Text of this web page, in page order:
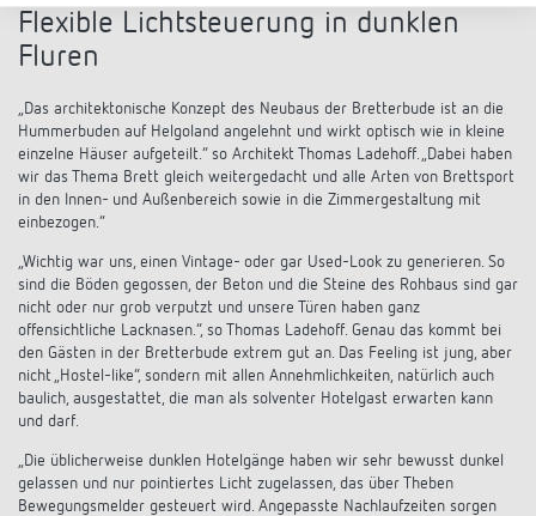
Flexible Lichtsteuerung in dunklen
Fluren
„Das architektonische Konzept des Neubaus der Bretterbude ist an die
Hummerbuden auf Helgoland angelehnt und wirkt optisch wie in kleine
einzelne Häuser aufgeteilt.“ so Architekt Thomas Ladehoff. „Dabei haben
wir das Thema Brett gleich weitergedacht und alle Arten von Brettsport
in den Innen- und Außenbereich sowie in die Zimmergestaltung mit
einbezogen.“
„Wichtig war uns, einen Vintage- oder gar Used-Look zu generieren. So
sind die Böden gegossen, der Beton und die Steine des Rohbaus sind gar
nicht oder nur grob verputzt und unsere Türen haben ganz
offensichtliche Lacknasen.“, so Thomas Ladehoff. Genau das kommt bei
den Gästen in der Bretterbude extrem gut an. Das Feeling ist jung, aber
nicht „Hostel-like“, sondern mit allen Annehmlichkeiten, natürlich auch
baulich, ausgestattet, die man als solventer Hotelgast erwarten kann
und darf.
„Die üblicherweise dunklen Hotelgänge haben wir sehr bewusst dunkel
gelassen und nur pointiertes Licht zugelassen, das über Theben
Bewegungsmelder gesteuert wird. Angepasste Nachlaufzeiten sorgen